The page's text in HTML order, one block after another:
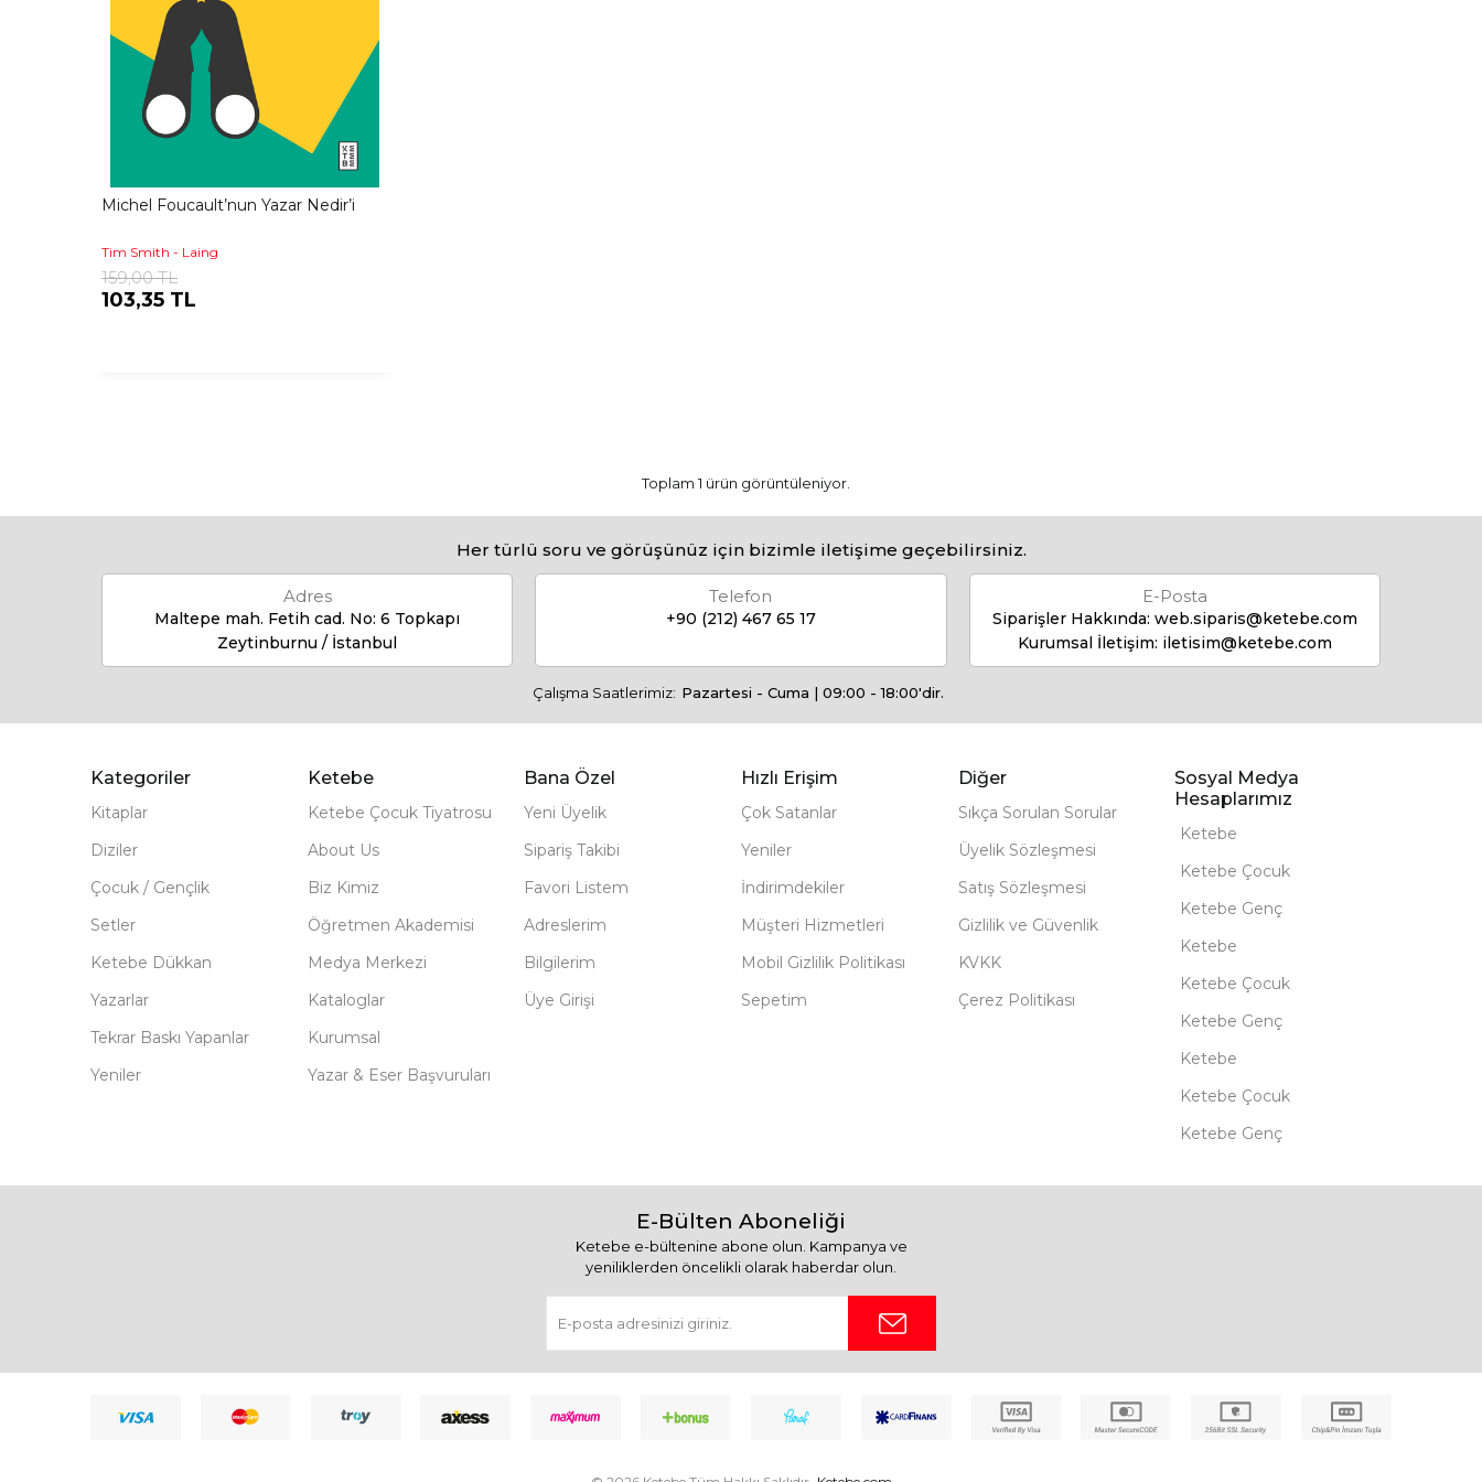
Michel Foucault’nun Yazar Nedir’i
Tim Smith - Laing
159,00 TL
103,35 TL
Toplam 1 ürün görüntüleniyor.
Her türlü soru ve görüşünüz için bizimle iletişime geçebilirsiniz.
Adres
Maltepe mah. Fetih cad. No: 6 Topkapı
Zeytinburnu / İstanbul
Telefon
+90 (212) 467 65 17
E-Posta
Siparişler Hakkında: web.siparis@ketebe.com
Kurumsal İletişim: iletisim@ketebe.com
Çalışma Saatlerimiz: Pazartesi - Cuma | 09:00 - 18:00'dir.
Kategoriler
Kitaplar
Diziler
Çocuk / Gençlik
Setler
Ketebe Dükkan
Yazarlar
Tekrar Baskı Yapanlar
Yeniler
Ketebe
Ketebe Çocuk Tiyatrosu
About Us
Biz Kimiz
Öğretmen Akademisi
Medya Merkezi
Kataloglar
Kurumsal
Yazar & Eser Başvuruları
Bana Özel
Yeni Üyelik
Sipariş Takibi
Favori Listem
Adreslerim
Bilgilerim
Üye Girişi
Hızlı Erişim
Çok Satanlar
Yeniler
İndirimdekiler
Müşteri Hizmetleri
Mobil Gizlilik Politikası
Sepetim
Diğer
Sıkça Sorulan Sorular
Üyelik Sözleşmesi
Satış Sözleşmesi
Gizlilik ve Güvenlik
KVKK
Çerez Politikası
Sosyal Medya
Hesaplarımız
Ketebe
Ketebe Çocuk
Ketebe Genç
Ketebe
Ketebe Çocuk
Ketebe Genç
Ketebe
Ketebe Çocuk
Ketebe Genç
E-Bülten Aboneliği
Ketebe e-bültenine abone olun. Kampanya ve
yeniliklerden öncelikli olarak haberdar olun.